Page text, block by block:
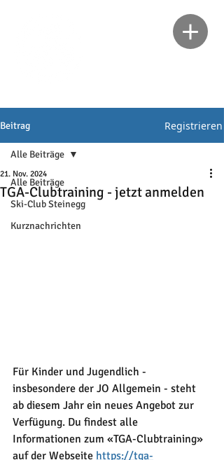
Beitrag Registrieren
Alle Beiträge
Ski-Club Steinegg
Kurznachrichten
Alle Beiträge
TGA-Clubtraining - jetzt anmelden
21. Nov. 2024
Für Kinder und Jugendlich -
insbesondere der JO Allgemein - steht
ab diesem Jahr ein neues Angebot zur
Verfügung. Du findest alle
Informationen zum «TGA-Clubtraining»
auf der Webseite https://tga-